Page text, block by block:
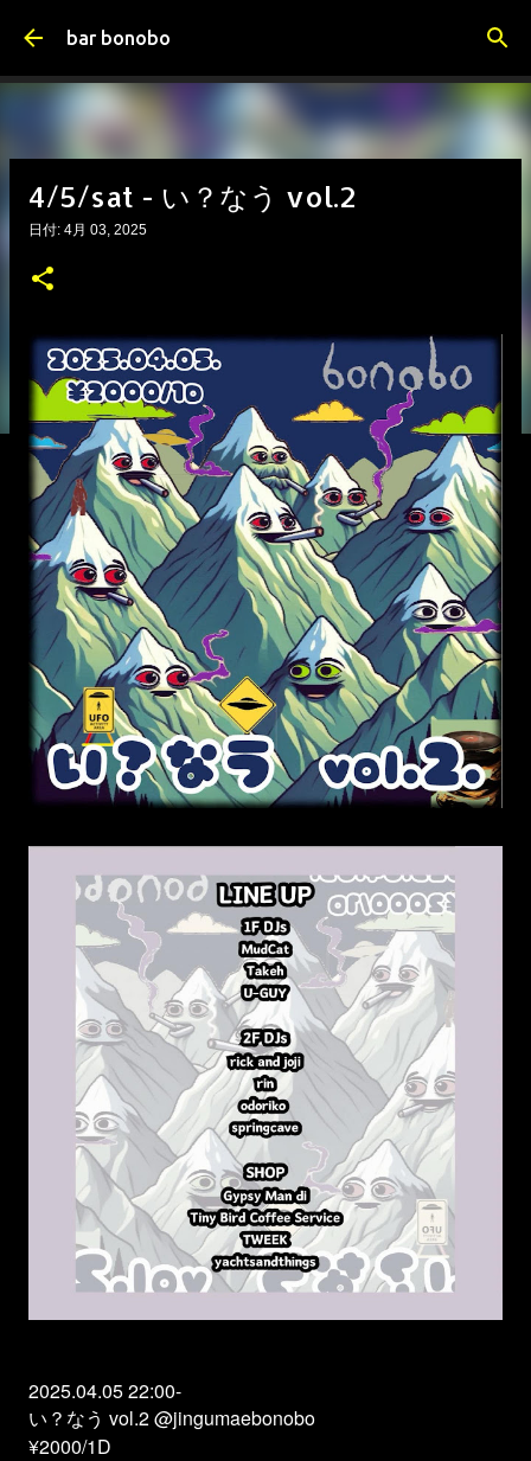
スキップしてメイン コンテンツに移動
bar bonobo
4/5/sat - い？なう vol.2
日付: 4月 03, 2025
2025.04.05 22:00-
い？なう vol.2 @jingumaebonobo
¥2000/1D